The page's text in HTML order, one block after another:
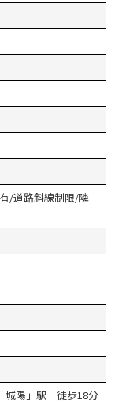
/道路斜線制限/隣
城陽」駅 徒歩18分